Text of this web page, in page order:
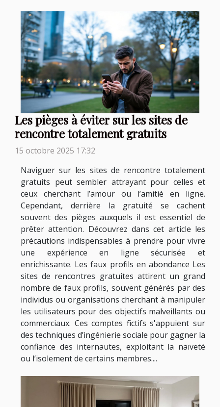
Les pièges à éviter sur les sites de
rencontre totalement gratuits
15 octobre 2025 17:32
Naviguer sur les sites de rencontre totalement
gratuits peut sembler attrayant pour celles et
ceux cherchant l’amour ou l’amitié en ligne.
Cependant, derrière la gratuité se cachent
souvent des pièges auxquels il est essentiel de
prêter attention. Découvrez dans cet article les
précautions indispensables à prendre pour vivre
une expérience en ligne sécurisée et
enrichissante. Les faux profils en abondance Les
sites de rencontres gratuites attirent un grand
nombre de faux profils, souvent générés par des
individus ou organisations cherchant à manipuler
les utilisateurs pour des objectifs malveillants ou
commerciaux. Ces comptes fictifs s'appuient sur
des techniques d’ingénierie sociale pour gagner la
confiance des internautes, exploitant la naïveté
ou l’isolement de certains membres....